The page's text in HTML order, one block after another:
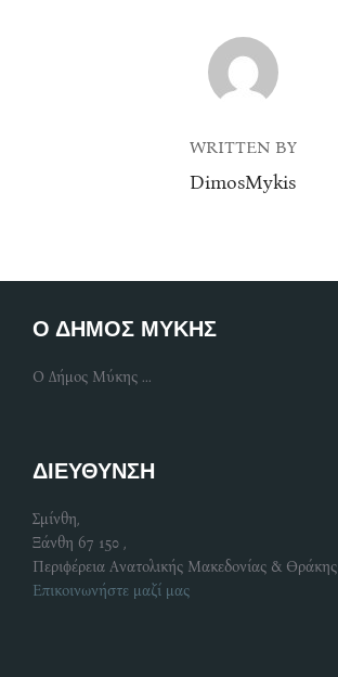
POST AUTHOR
WRITTEN BY
DimosMykis
Ο ΔΗΜΟΣ ΜΥΚΗΣ
Ο Δήμος Μύκης ...
ΔΙΕΥΘΥΝΣΗ
Σμίνθη,
Ξάνθη 67 150 ,
Περιφέρεια Ανατολικής Μακεδονίας & Θράκης
Επικοινωνήστε μαζί μας